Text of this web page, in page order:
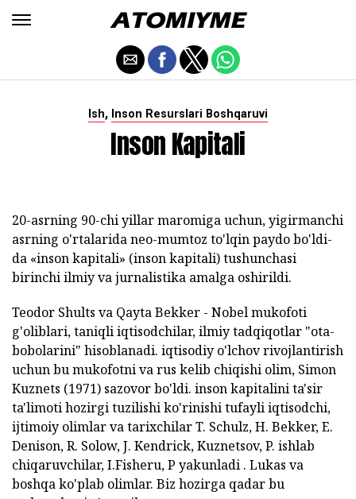
Ish, Inson Resurslari Boshqaruvi
Inson Kapitali
20-asrning 90-chi yillar maromiga uchun, yigirmanchi
asrning o'rtalarida neo-mumtoz to'lqin paydo bo'ldi-
da «inson kapitali» (inson kapitali) tushunchasi
birinchi ilmiy va jurnalistika amalga oshirildi.
Teodor Shults va Qayta Bekker - Nobel mukofoti
g'oliblari, taniqli iqtisodchilar, ilmiy tadqiqotlar "ota-
bobolarini" hisoblanadi. iqtisodiy o'lchov rivojlantirish
uchun bu mukofotni va rus kelib chiqishi olim, Simon
Kuznets (1971) sazovor bo'ldi. inson kapitalini ta'sir
ta'limoti hozirgi tuzilishi ko'rinishi tufayli iqtisodchi,
ijtimoiy olimlar va tarixchilar T. Schulz, H. Bekker, E.
Denison, R. Solow, J. Kendrick, Kuznetsov, P. ishlab
chiqaruvchilar, I.Fisheru, P yakunladi . Lukas va
boshqa ko'plab olimlar. Biz hozirga qadar bu